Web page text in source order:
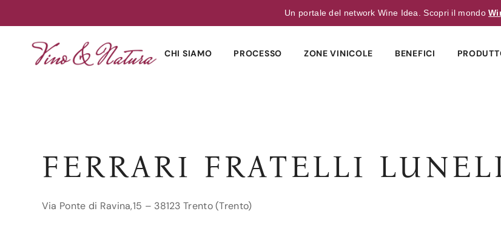
Un portale del network Wine Idea. Scopri il mondo
CHI SIAMO PROCESSO ZONE VINICOLE BENEFICI
FERRARI FRATELLI
Via Ponte di Ravina,15 – 38123 Trento (Trento)